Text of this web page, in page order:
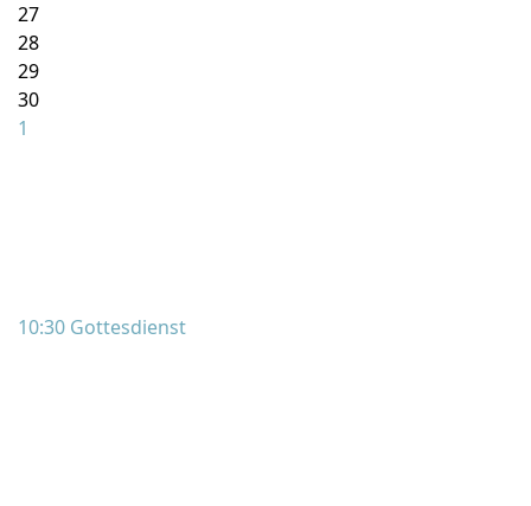
27
28
29
30
1
10:30 Gottesdienst